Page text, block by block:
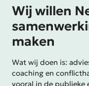
Wij willen
maken
Wat wij doen is:
coaching en
vooral in de publieke